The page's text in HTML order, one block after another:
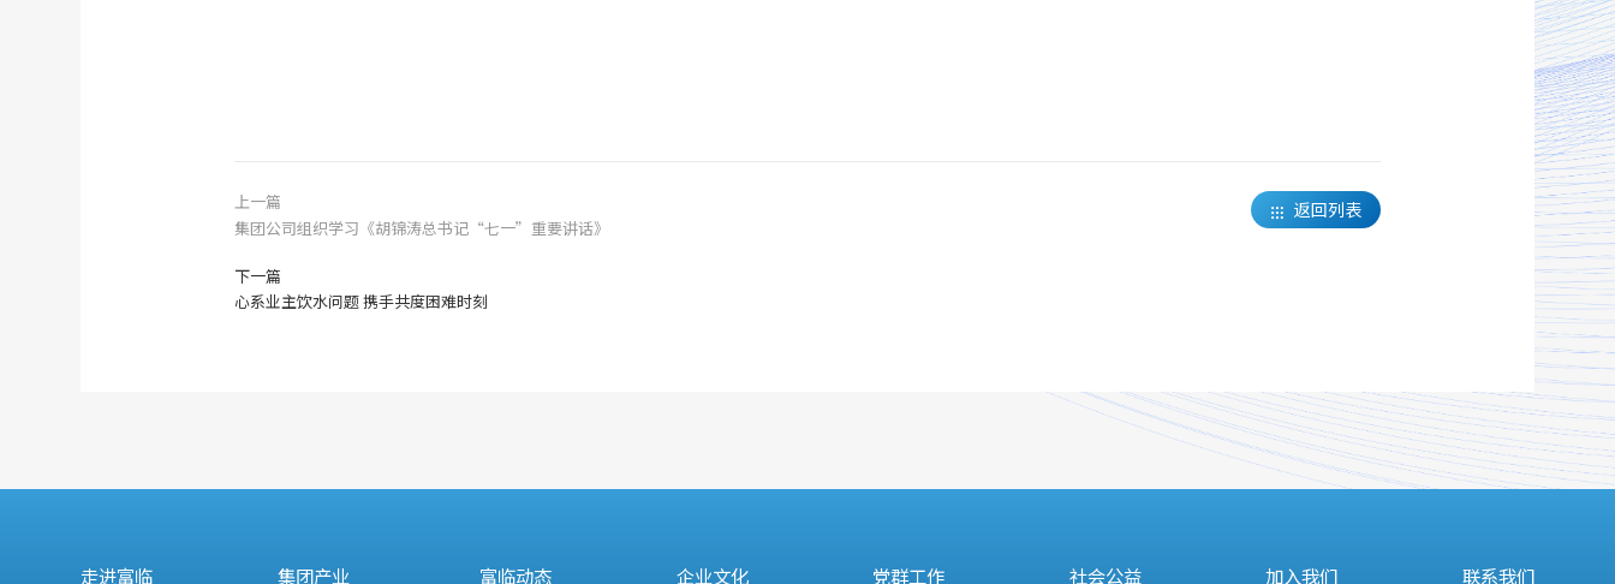
上一篇
集团公司组织学习《胡锦涛总书记“七一”重要讲话》
下一篇
心系业主饮水问题 携手共度困难时刻
 返回列表
走进富临 集团产业 富临动态 企业文化 党群工作 社会公益 加入我们 联系我们